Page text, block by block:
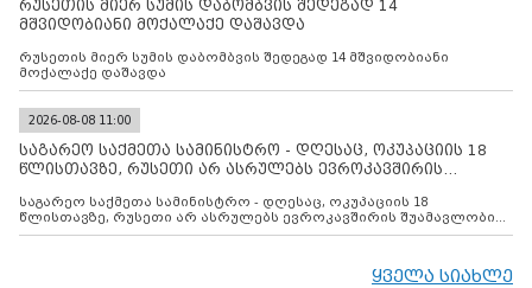
რუსეთის მიერ სუმის დაბომბვის შედეგად 14
მშვიდობიანი მოქალაქე დაშავდა
რუსეთის მიერ სუმის დაბომბვის შედეგად 14 მშვიდობიანი
მოქალაქე დაშავდა
2026-08-08 11:00
საგარეო საქმეთა სამინისტრო - დღესაც, ოკუპაციის 18
წლისთავზე, რუსეთი არ ასრულებს ევროკავშირის
საგარეო საქმეთა სამინისტრო - დღესაც, ოკუპაციის 18
წლისთავზე, რუსეთი არ ასრულებს ევროკავშირის შუამავლობით
დადებულ 2008 წლის 12 აგვისტოს ცეცხლის შეწყვეტის
მილიტარიზაციის პროცესს და აქტიურად დგამს ნაბიჯებს მათი
ყველა სიახლე